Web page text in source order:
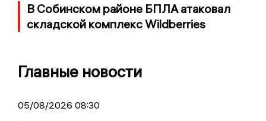
В Собинском районе БПЛА атаковал
складской комплекс Wildberries
Главные новости
05/08/2026 08:30